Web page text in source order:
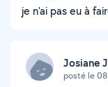
je n'ai pas eu à
Josiane
posté le